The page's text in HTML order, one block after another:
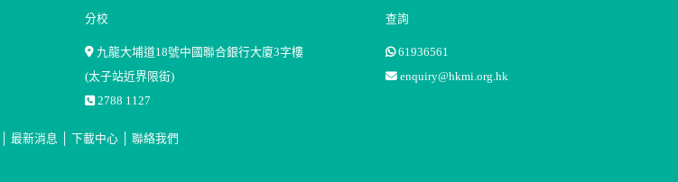
分校
九龍大埔道18號中國聯合銀行大廈3字樓
(太子站近界限街)
2788 1127
查詢
61936561
enquiry@hkmi.org.hk
最新消息 下載中心│ 聯絡我們